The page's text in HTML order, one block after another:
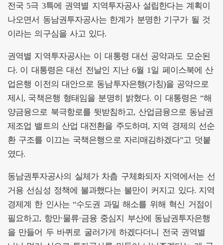
전국 5극 3특에 권역별 지역투자공사 설립한다는 계획이
나오면서 동남권투자공사는 한계가 분명한 기구가 될 것
이라는 의구심을 사고 있다.
권역별 지역투자공사는 이 대통령 대선 공약과도 모순된
다. 이 대통령은 대선 전날인 지난 6월 1일 페이스북에 산
업은행 이전의 대안으로 동남투자은행(가칭)을 공약으로
제시, 국책은행 형태임을 분명히 밝혔다. 이 대통령은 “해
양금융으로 북극항로를 뒷받침하고, 산업금융으로 동남권
제조업 밸트의 산업 대전환을 주도하며, 지역 경제의 선순
환 구조를 이끄는 국책은행으로 자리매김하겠다”고 덧붙
였다.
동남권투자공사의 실체가 차츰 구체화되자 지역에서는 선
거용 선심성 정책에 불과했다는 불만이 커지고 있다. 지역
경제계 한 인사는 “수도권 과밀 해소를 위해 혁신 거점이
필요하고, 항만·물류·금융 중심지 부산에 동남권투자은행
을 만들어 두 바퀴로 굴러가게 하겠다더니 전국 권역별